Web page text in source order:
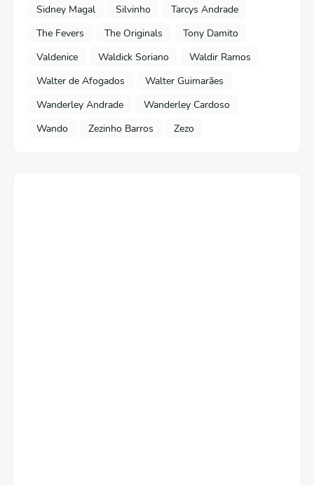
Sidney Magal
Silvinho
Tarcys Andrade
The Fevers
The Originals
Tony Damito
Valdenice
Waldick Soriano
Waldir Ramos
Walter de Afogados
Walter Guimarães
Wanderley Andrade
Wanderley Cardoso
Wando
Zezinho Barros Zezo